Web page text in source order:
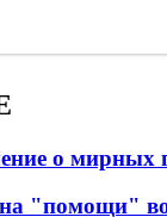
о мирных
"помощи"